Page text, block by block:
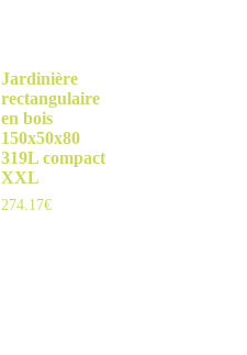
Jardinière
rectangulaire
en bois
150x50x80
319L compact
XXL
274.17€